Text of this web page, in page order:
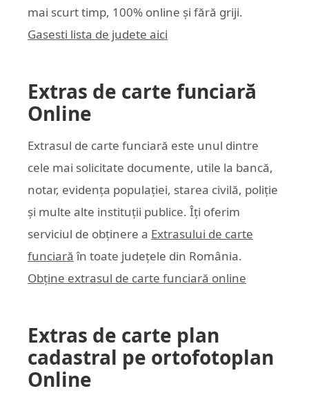
mai scurt timp, 100% online și fără griji.
Gasesti lista de judete aici
Extras de carte funciară
Online
Extrasul de carte funciară este unul dintre
cele mai solicitate documente, utile la bancă,
notar, evidența populației, starea civilă, poliție
și multe alte instituții publice. Îți oferim
serviciul de obținere a Extrasului de carte
funciară în toate județele din România.
Obține extrasul de carte funciară online
Extras de carte plan
cadastral pe ortofotoplan
Online